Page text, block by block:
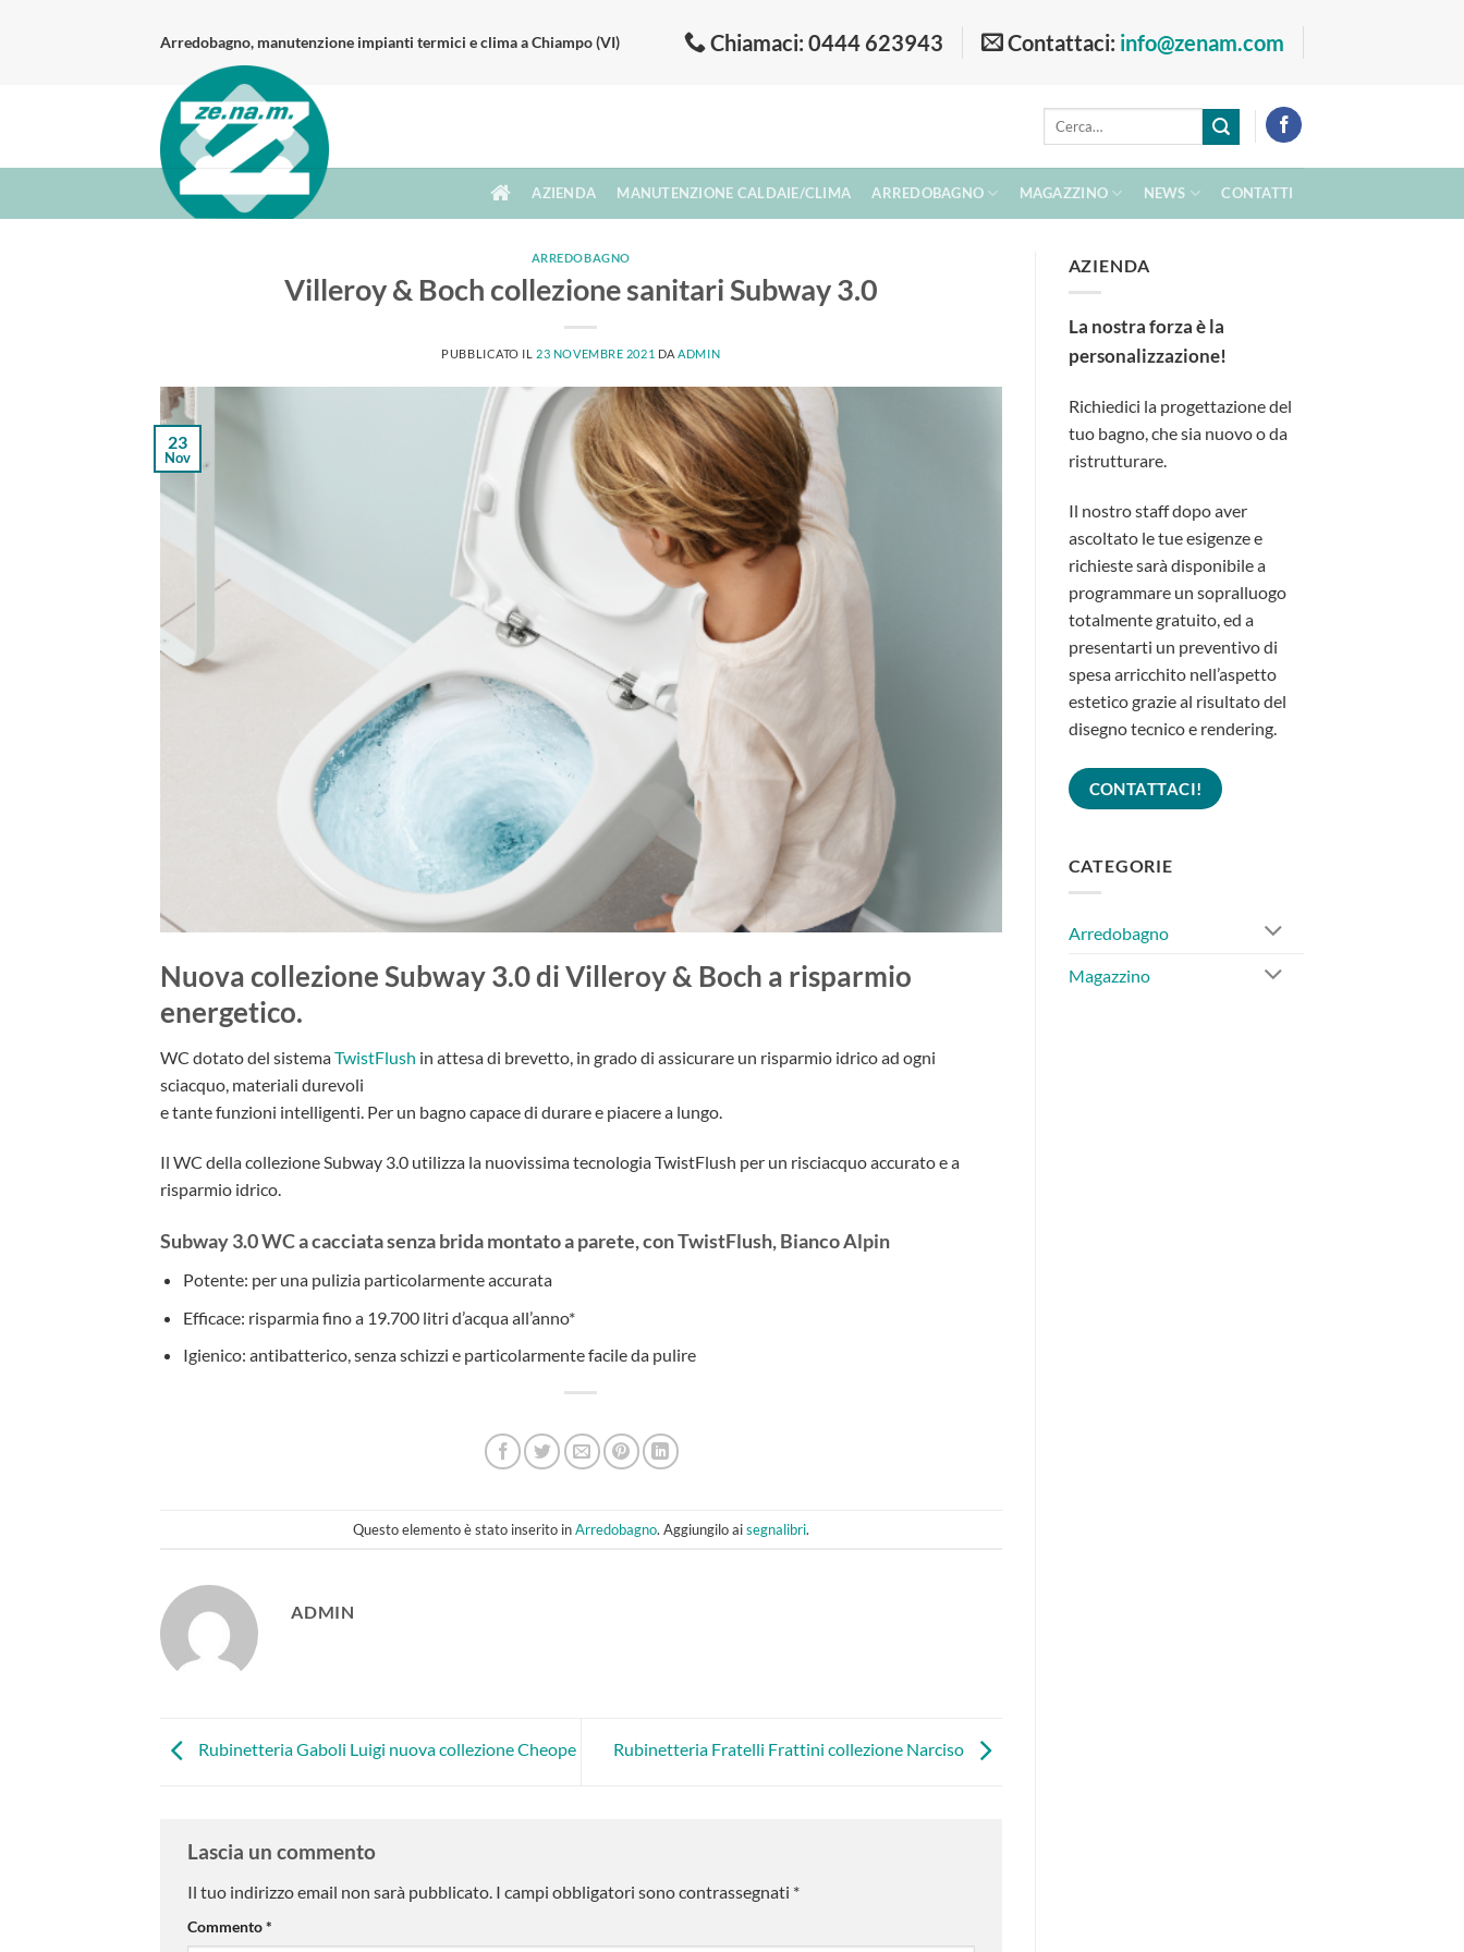
Arredobagno, manutenzione impianti termici e clima a Chiampo (VI) Chiamaci: 0444 623943 Contattaci: info@zenam.com
Cerca:
AZIENDA MANUTENZIONE CALDAIE/CLIMA ARREDOBAGNO MAGAZZINO NEWS CONTATTI
ARREDOBAGNO
Villeroy & Boch collezione sanitari Subway 3.0
PUBBLICATO IL 23 NOVEMBRE 2021 DA ADMIN
23
Nov
Nuova collezione Subway 3.0 di Villeroy & Boch a risparmio
energetico.
WC dotato del sistemaTwistFlush in attesa di brevetto, in grado di assicurare un risparmio idrico ad ogni
sciacquo, materiali durevoli
e tante funzioni intelligenti. Per un bagno capace di durare e piacere a lungo.
Il WC della collezione Subway 3.0 utilizza la nuovissima tecnologia TwistFlush per un risciacquo accurato e a
risparmio idrico.
Subway 3.0 WC a cacciata senza brida montato a parete, con TwistFlush, Bianco Alpin
Potente: per una pulizia particolarmente accurata
Efficace: risparmia fino a 19.700 litri d’acqua all’anno*
Igienico: antibatterico, senza schizzi e particolarmente facile da pulire
Questo elemento è stato inserito inArredobagno. Aggiungilo aisegnalibri.
ADMIN
Rubinetteria Gaboli Luigi nuova collezione Cheope Rubinetteria Fratelli Frattini collezione Narciso
Lascia un commento
Il tuo indirizzo email non sarà pubblicato. I campi obbligatori sono contrassegnati *
Commento*
AZIENDA
La nostra forza è la
personalizzazione!
Richiedici la progettazione del
tuo bagno, che sia nuovo o da
ristrutturare.
Il nostro staff dopo aver
ascoltato le tue esigenze e
richieste sarà disponibile a
programmare un sopralluogo
totalmente gratuito, ed a
presentarti un preventivo di
spesa arricchito nell’aspetto
estetico grazie al risultato del
disegno tecnico e rendering.
CONTATTACI!
CATEGORIE
Arredobagno
Magazzino